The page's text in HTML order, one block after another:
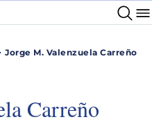
Jorge M. Valenzuela Carreño
Carreño